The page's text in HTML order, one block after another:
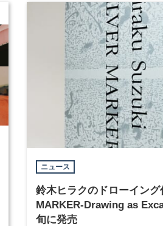
ニュース
鈴木ヒラクのドローイング
MARKER-Drawing as
旬に発売